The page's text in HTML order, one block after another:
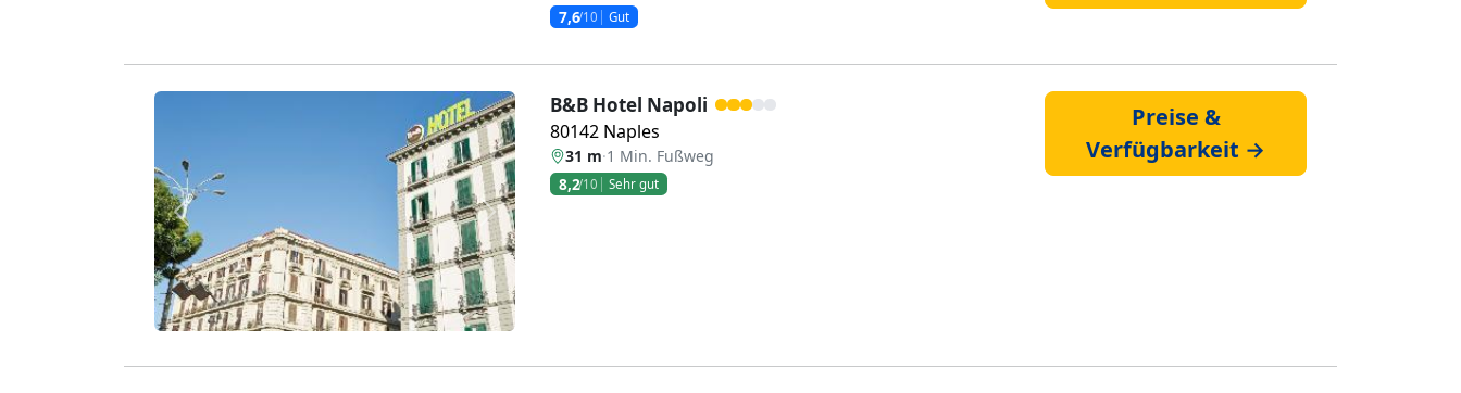
7,6/10 Gut
Zurück Weiter
B&B Hotel Napoli
80142 Naples
31 m·1 Min. Fußweg
8,2/10 Sehr gut
Preise &
Verfügbarkeit →